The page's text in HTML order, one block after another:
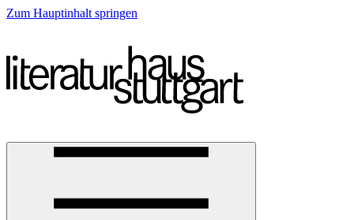
Zum Hauptinhalt springen